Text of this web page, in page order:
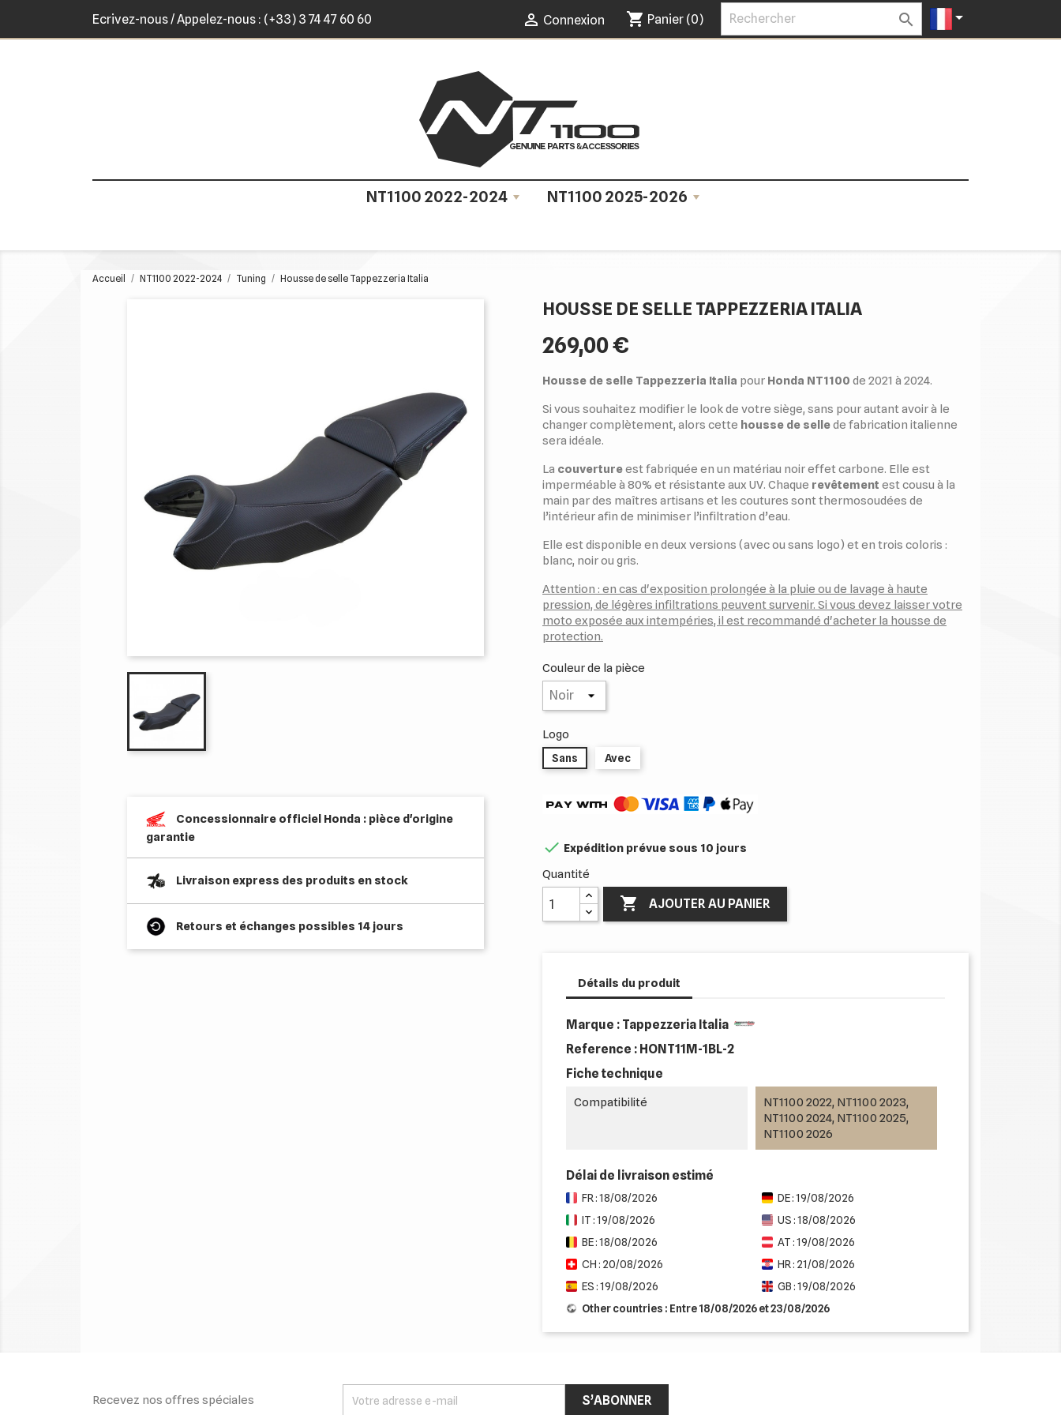
Ecrivez-nous/ Appelez-nous : (+33) 3 74 47 60 60  Connexion shopping_cart Panier (0)  
NT1100 2022-2024 NT1100 2025-2026
Accueil NT1100 2022-2024 Tuning Housse de selle Tappezzeria Italia
Concessionnaire officiel Honda : pièce d'origine
garantie
Livraison express des produits en stock
Retours et échanges possibles 14 jours
HOUSSE DE SELLE TAPPEZZERIA ITALIA
269,00 €
Housse de selle Tappezzeria Italia pour Honda NT1100 de 2021 à 2024.
Si vous souhaitez modifier le look de votre siège, sans pour autant avoir à le
changer complètement, alors cette housse de sellede fabrication italienne
sera idéale.
La couvertureest fabriquée en un matériau noir effet carbone. Elle est
imperméable à 80% et résistante aux UV. Chaque revêtement est cousu à la
main par des maîtres artisans et les coutures sont thermosoudées de
l’intérieur afin de minimiser l’infiltration d’eau.
Elle est disponible en deux versions (avec ou sans logo) et en trois coloris :
blanc, noir ou gris.
Attention : en cas d'exposition prolongée à la pluie ou de lavage à haute
pression, de légères infiltrations peuvent survenir. Si vous devez laisser votre
moto exposée aux intempéries, il est recommandé d'acheter la housse de
protection.
Couleur de la pièce
Logo
Sans Avec
 Expédition prévue sous 10 jours
Quantité
 AJOUTER AU PANIER
Détails du produit
Marque : Tappezzeria Italia
Reference : HONT11M-1BL-2
Fiche technique
Compatibilité
NT1100 2022, NT1100 2023,
NT1100 2024, NT1100 2025,
NT1100 2026
Délai de livraison estimé
FR : 18/08/2026
DE : 19/08/2026
IT : 19/08/2026
US : 18/08/2026
BE : 18/08/2026
AT : 19/08/2026
CH : 20/08/2026
HR : 21/08/2026
ES : 19/08/2026
GB : 19/08/2026
Other countries : Entre 18/08/2026 et 23/08/2026
Recevez nos offres spéciales